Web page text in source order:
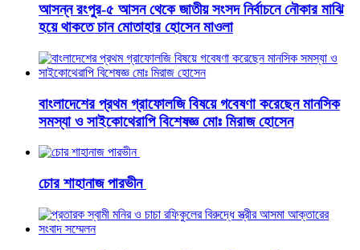
আসন্ন রংপুর-৫ আসন থেকে জাতীয় সংসদ নির্বাচনে নৌকার মাঝি
হয়ে থাকতে চান মোতাহার হোসেন মাওলা
বাংলাদেশের প্রথম গ্রাফোলজি বিষয়ে গবেষণা করেছেন মানসিক
সমস্যা ও সাইকোথেরাপি বিশেষজ্ঞ মোঃ মিরাজ হোসেন
চোর শাহানাজ পারভীন